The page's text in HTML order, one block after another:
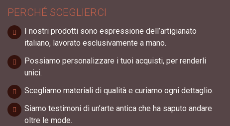
PERCHÉ SCEGLIERCI
I nostri prodotti sono espressione dell’artigianato
italiano, lavorato esclusivamente a mano.
Possiamo personalizzare i tuoi acquisti, per renderli
unici.
Scegliamo materiali di qualità e curiamo ogni dettaglio.
Siamo testimoni di un’arte antica che ha saputo andare
oltre le mode.